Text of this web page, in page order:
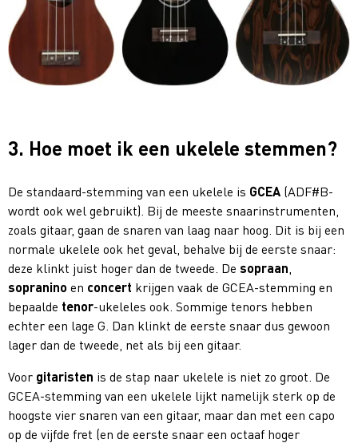
3. Hoe moet ik een ukelele stemmen?
De standaard-stemming van een ukelele is GCEA (ADF#B-
wordt ook wel gebruikt). Bij de meeste snaarinstrumenten,
zoals gitaar, gaan de snaren van laag naar hoog. Dit is bij een
normale ukelele ook het geval, behalve bij de eerste snaar:
deze klinkt juist hoger dan de tweede. De sopraan
sopranino en concert krijgen vaak de GCEA-stemming en
bepaalde tenor-ukeleles ook. Sommige tenors hebben
echter een lage G. Dan klinkt de eerste snaar dus gewoon
lager dan de tweede, net als bij een gitaar.
Voor gitaristen is de stap naar ukelele is niet zo groot. De
GCEA-stemming van een ukelele lijkt namelijk sterk op de
hoogste vier snaren van een gitaar, maar dan met een capo
op de vijfde fret (en de eerste snaar een octaaf hoger